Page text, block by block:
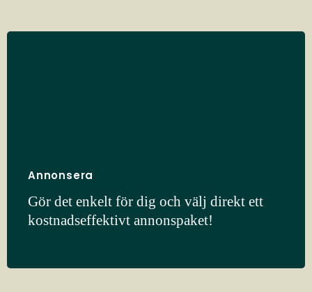
Annonsera
Gör det enkelt för dig och välj direkt ett
kostnadseffektivt annonspaket!